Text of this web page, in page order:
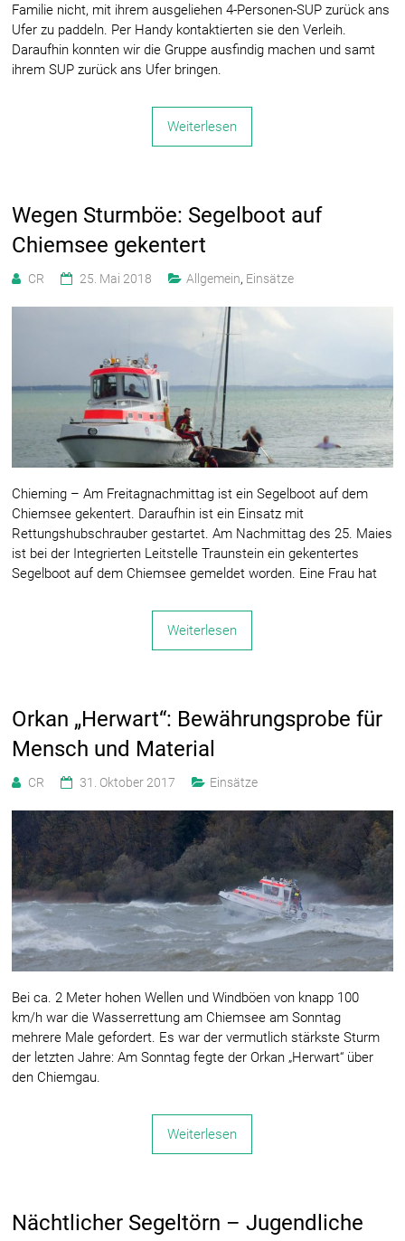
Familie nicht, mit ihrem ausgeliehen 4-Personen-SUP zurück ans
Ufer zu paddeln. Per Handy kontaktierten sie den Verleih.
Daraufhin konnten wir die Gruppe ausfindig machen und samt
ihrem SUP zurück ans Ufer bringen.
Weiterlesen
Wegen Sturmböe: Segelboot auf
Chiemsee gekentert
CR 25. Mai 2018 Allgemein, Einsätze
Chieming – Am Freitagnachmittag ist ein Segelboot auf dem
Chiemsee gekentert. Daraufhin ist ein Einsatz mit
Rettungshubschrauber gestartet. Am Nachmittag des 25. Maies
ist bei der Integrierten Leitstelle Traunstein ein gekentertes
Segelboot auf dem Chiemsee gemeldet worden. Eine Frau hat
Weiterlesen
Orkan „Herwart“: Bewährungsprobe für
Mensch und Material
CR 31. Oktober 2017 Einsätze
Bei ca. 2 Meter hohen Wellen und Windböen von knapp 100
km/h war die Wasserrettung am Chiemsee am Sonntag
mehrere Male gefordert. Es war der vermutlich stärkste Sturm
der letzten Jahre: Am Sonntag fegte der Orkan „Herwart“ über
den Chiemgau.
Weiterlesen
Nächtlicher Segeltörn – Jugendliche